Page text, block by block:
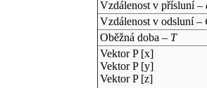
Vzdálenost v přísluní –
Vzdálenost v odsluní –
Oběžná doba – T
Vektor P [x]
Vektor P [y]
Vektor P [z]